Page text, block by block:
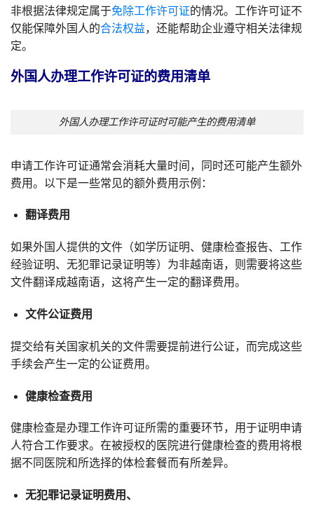
非根据法律规定属于免除工作许可证的情况。工作许可证不
仅能保障外国人的合法权益，还能帮助企业遵守相关法律规
定。
外国人办理工作许可证的费用清单
外国人办理工作许可证时可能产生的费用清单
申请工作许可证通常会消耗大量时间，同时还可能产生额外
费用。以下是一些常见的额外费用示例：
翻译费用
如果外国人提供的文件（如学历证明、健康检查报告、工作
经验证明、无犯罪记录证明等）为非越南语，则需要将这些
文件翻译成越南语，这将产生一定的翻译费用。
文件公证费用
提交给有关国家机关的文件需要提前进行公证，而完成这些
手续会产生一定的公证费用。
健康检查费用
健康检查是办理工作许可证所需的重要环节，用于证明申请
人符合工作要求。在被授权的医院进行健康检查的费用将根
据不同医院和所选择的体检套餐而有所差异。
无犯罪记录证明费用、